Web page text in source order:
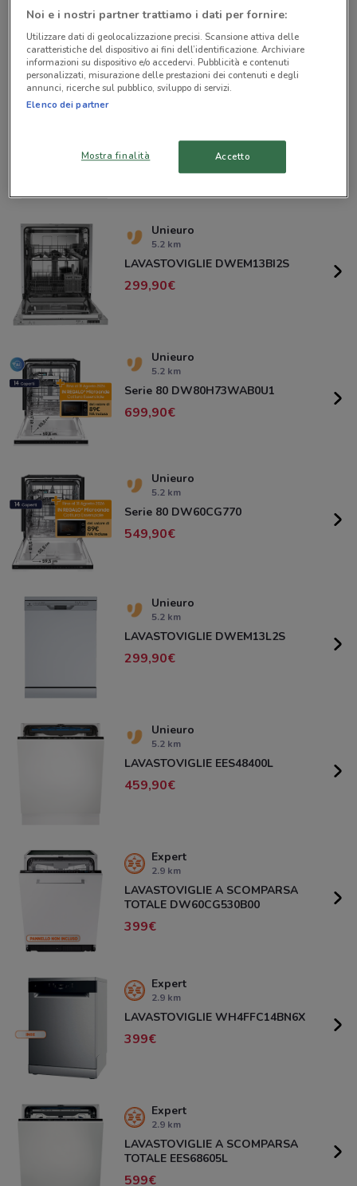
LAVASTOVIGLIE SMS4HMI08E
599,90
Serie 5 DW60CG530B00ET
379,90
Unieuro
5.2 km
LAVASTOVIGLIE DWEM13BI2S
299,90
Unieuro
5.2 km
Serie 80 DW80H73WAB0U1
699,90
Unieuro
5.2 km
Serie 80 DW60CG770
549,90
Unieuro
5.2 km
LAVASTOVIGLIE DWEM13L2S
299,90
Unieuro
5.2 km
LAVASTOVIGLIE EES48400L
459,90
Expert
2.9 km
LAVASTOVIGLIE A SCOMPARSA
TOTALE DW60CG530B00
399
Expert
2.9 km
LAVASTOVIGLIE WH4FFC14BN6X
399
Expert
2.9 km
LAVASTOVIGLIE A SCOMPARSA
TOTALE EES68605L
599
Noi e i nostri partner trattiamo i dati per fornire:
Utilizzare dati di geolocalizzazione precisi. Scansione attiva delle
caratteristiche del dispositivo ai fini dell’identificazione. Archiviare
informazioni su dispositivo e/o accedervi. Pubblicità e contenuti
personalizzati, misurazione delle prestazioni dei contenuti e degli
annunci, ricerche sul pubblico, sviluppo di servizi.
Elenco dei partner
Mostra finalità Accetto